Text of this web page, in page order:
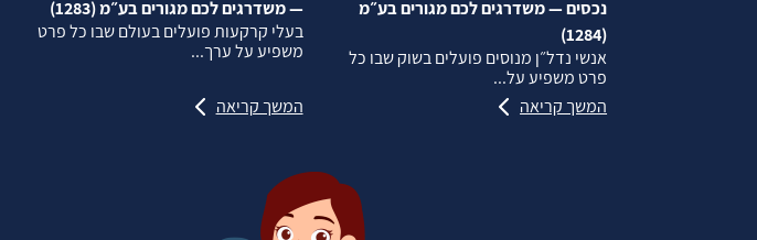
נכסים — משדרגים לכם מגורים בע״מ
(1284)
אנשי נדל״ן מנוסים פועלים בשוק שבו כל
פרט משפיע על...
המשך קריאה
— משדרגים לכם מגורים בע״מ (1283)
בעלי קרקעות פועלים בעולם שבו כל פרט
משפיע על ערך...
המשך קריאה